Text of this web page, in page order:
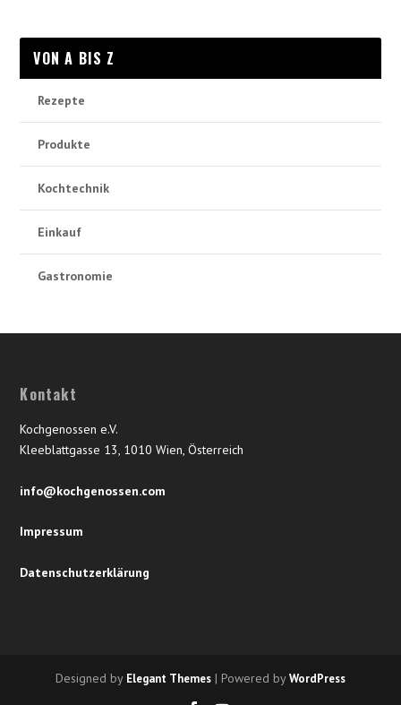
VON A BIS Z
Rezepte
Produkte
Kochtechnik
Einkauf
Gastronomie
Kontakt
Kochgenossen e.V.
Kleeblattgasse 13, 1010 Wien, Österreich
info@kochgenossen.com
Impressum
Datenschutzerklärung
Designed by Elegant Themes | Powered byWordPress